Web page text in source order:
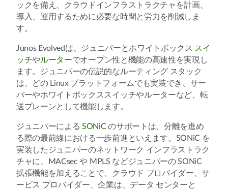
ックを備え、クラウドインフラストラクチャを計画、
導入、運用するために必要な時間と労力を削減しま
す。
Junos Evolvedは、ジュニパーとホワイトボックス スイ
ッチやルーターでオープン性と機能の高速性を実現し
ます。ジュニパーの伝説的なルーティング スタック
は、どの Linux プラットフォームでも実装でき、サー
バーやホワイトボックススイッチやルーターなど、転
送プレーンとして機能します。
ジュニパーによるSONiCのサポートは、分離を進め
る際の最前線における一歩前進といえます。SONiC を
実装したジュニパーのネットワーク インフラストラク
チャに、MACsec や MPLS などジュニパーの SONiC
拡張機能を加えることで、クラウド プロバイダー、サ
ービス プロバイダー、企業は、データ センターと